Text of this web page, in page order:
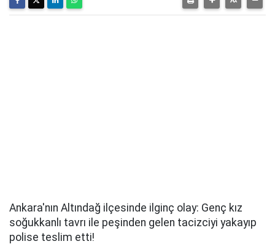
Ankara'nın Altındağ ilçesinde ilginç olay: Genç kız
soğukkanlı tavrı ile peşinden gelen tacizciyi yakayıp
polise teslim etti!